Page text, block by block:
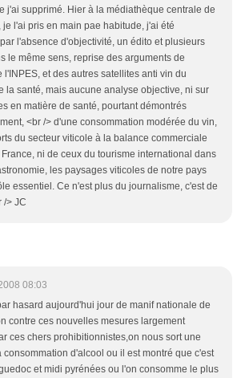
j'ai supprimé. Hier à la médiathèque centrale de
je l'ai pris en main pae habitude, j'ai été
l'absence d'objectivité, un édito et plusieurs
le même sens, reprise des arguments de
l'INPES, et des autres satellites anti vin du
la santé, mais aucune analyse objective, ni sur
en matière de santé, pourtant démontrés
<br /> d'une consommation modérée du vin,
du secteur viticole à la balance commerciale
ni de ceux du tourisme international dans
les paysages viticoles de notre pays
essentiel. Ce n'est plus du journalisme, c'est de
/> JC
08:03
hasard aujourd'hui jour de manif nationale de
contre ces nouvelles mesures largement
ces chers prohibitionnistes,on nous sort une
consommation d'alcool ou il est montré que c'est
et midi pyrénées ou l'on consomme le plus